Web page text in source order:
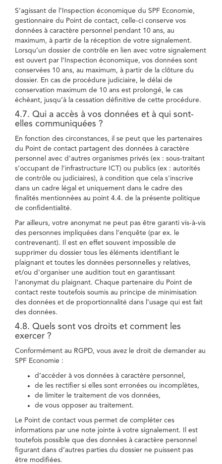
S’agissant de l’Inspection économique du SPF Economie,
gestionnaire du Point de contact, celle-ci conserve vos
données à caractère personnel pendant 10 ans, au
maximum, à partir de la réception de votre signalement.
Lorsqu’un dossier de contrôle en lien avec votre signalement
est ouvert par l’Inspection économique, vos données sont
conservées 10 ans, au maximum, à partir de la clôture du
dossier. En cas de procédure judiciaire, le délai de
conservation maximum de 10 ans est prolongé, le cas
échéant, jusqu’à la cessation définitive de cette procédure.
4.7. Qui a accès à vos données et à qui sont-
elles communiquées ?
En fonction des circonstances, il se peut que les partenaires
du Point de contact partagent des données à caractère
personnel avec d'autres organismes privés (ex : sous-traitant
s’occupant de l’infrastructure ICT) ou publics (ex : autorités
de contrôle ou judiciaires), à condition que cela s'inscrive
dans un cadre légal et uniquement dans le cadre des
finalités mentionnées au point 4.4. de la présente politique
de confidentialité.
Par ailleurs, votre anonymat ne peut pas être garanti vis-à-vis
des personnes impliquées dans l’enquête (par ex. le
contrevenant). Il est en effet souvent impossible de
supprimer du dossier tous les éléments identifiant le
plaignant et toutes les données personnelles y relatives,
et/ou d'organiser une audition tout en garantissant
l'anonymat du plaignant. Chaque partenaire du Point de
contact reste toutefois soumis au principe de minimisation
des données et de proportionnalité dans l’usage qui est fait
des données.
4.8. Quels sont vos droits et comment les
exercer ?
Conformément au RGPD, vous avez le droit de demander au
SPF Economie :
d’accéder à vos données à caractère personnel,
de les rectifier si elles sont erronées ou incomplètes,
de limiter le traitement de vos données,
de vous opposer au traitement.
Le Point de contact vous permet de compléter ces
informations par une note jointe à votre signalement. Il est
toutefois possible que des données à caractère personnel
figurant dans d’autres parties du dossier ne puissent pas
être modifiées.